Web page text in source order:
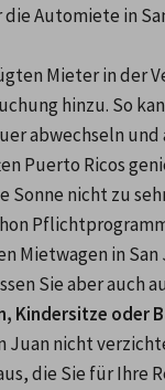
Automiete in
hinzu. So
abwechseln und
Puerto Ricos
Sonne nicht zu
Mietwagen in San
Sie aber auch
Kindersitze oder
Juan nicht
die Sie für Ihre